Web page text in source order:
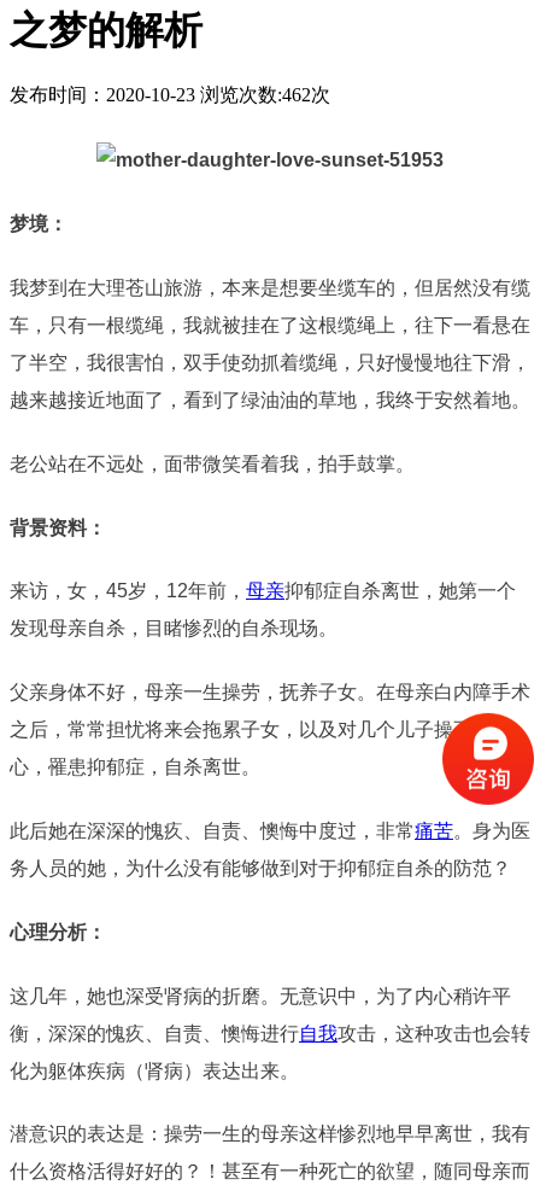
之梦的解析
发布时间：2020-10-23 浏览次数:462次
梦境：
我梦到在大理苍山旅游，本来是想要坐缆车的，但居然没有缆
车，只有一根缆绳，我就被挂在了这根缆绳上，往下一看悬在
了半空，我很害怕，双手使劲抓着缆绳，只好慢慢地往下滑，
越来越接近地面了，看到了绿油油的草地，我终于安然着地。
老公站在不远处，面带微笑看着我，拍手鼓掌。
背景资料：
来访，女，45岁，12年前， 母亲抑郁症自杀离世，她第一个
发现母亲自杀，目睹惨烈的自杀现场。
父亲身体不好，母亲一生操劳，抚养子女。在母亲白内障手术
之后，常常担忧将来会拖累子女，以及对几个儿子操不完的
心，罹患抑郁症，自杀离世。
此后她在深深的愧疚、自责、懊悔中度过，非常痛苦。身为医
务人员的她，为什么没有能够做到对于抑郁症自杀的防范？
心理分析：
这几年，她也深受肾病的折磨。无意识中，为了内心稍许平
衡，深深的愧疚、自责、懊悔进行自我攻击，这种攻击也会转
化为躯体疾病（肾病）表达出来。
潜意识的表达是：操劳一生的母亲这样惨烈地早早离世，我有
什么资格活得好好的？！甚至有一种死亡的欲望，随同母亲而